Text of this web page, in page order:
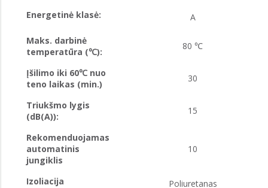
Energetinė klasė: A
Maks. darbinė
temperatūra (℃):
80 ℃
Įšilimo iki 60℃ nuo
teno laikas (min.)
30
Triukšmo lygis
(dB(A)):
15
Rekomenduojamas
automatinis
jungiklis
10
Izoliacija Poliuretanas